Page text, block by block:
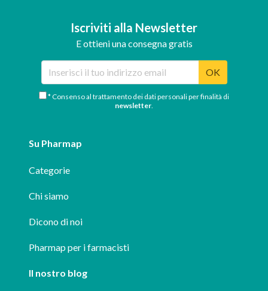
Iscriviti alla Newsletter
E ottieni una consegna gratis
OK
* Consenso al trattamento dei dati personali per finalità di
newsletter
Su Pharmap
Categorie
Chi siamo
Dicono di noi
Pharmap per i farmacisti
Il nostro blog